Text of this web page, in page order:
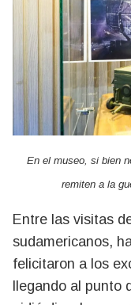
En el museo, si bien
remiten a la
Entre las visitas
sudamericanos,
felicitaron a los
llegando al punto